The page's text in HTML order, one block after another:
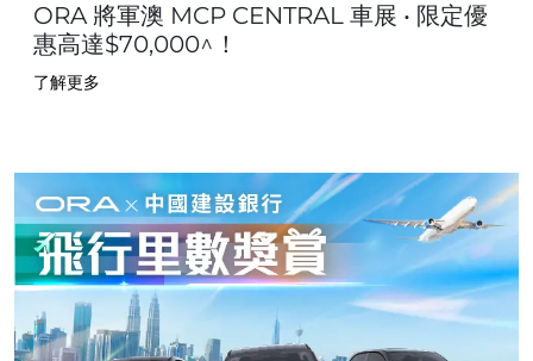
ORA 將軍澳 MCP CENTRAL 車展 • 限定優
惠高達$70,000^！
了解更多